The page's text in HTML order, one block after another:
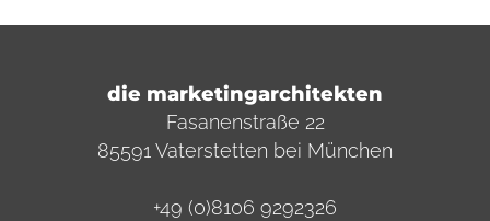
die marketingarchitekten
Fasanenstraße 22
85591 Vaterstetten bei München
+49 (0)8106 9292326